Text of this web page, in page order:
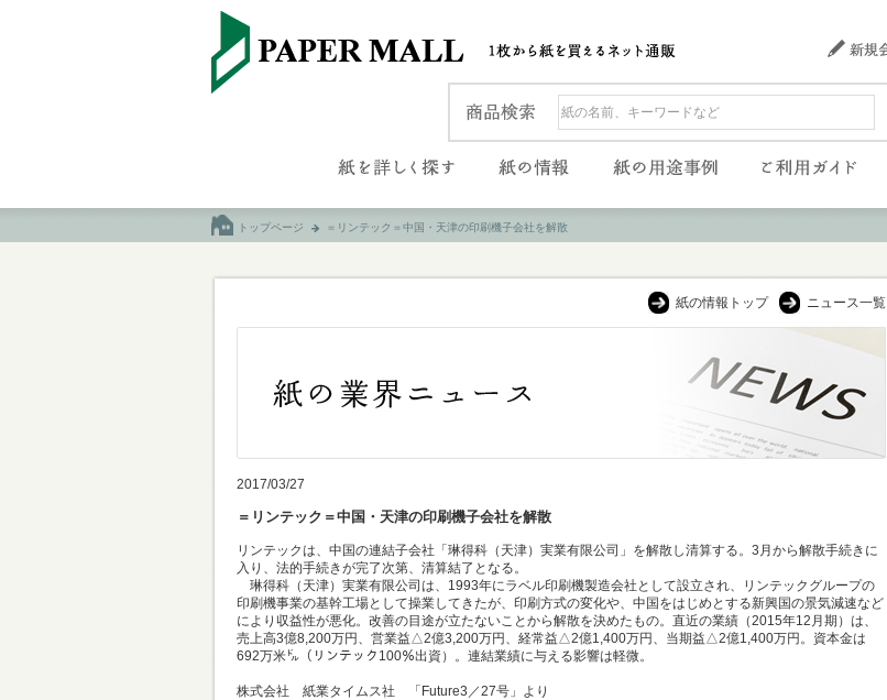
トップページ ＝リンテック＝中国・天津の印刷機子会社を解散
紙の情報トップ ニュース一覧
2017/03/27
＝リンテック＝中国・天津の印刷機子会社を解散
リンテックは、中国の連結子会社「琳得科（天津）実業有限公司」を解散し清算する。3月から解散手続きに
入り、法的手続きが完了次第、清算結了となる。
琳得科（天津）実業有限公司は、1993年にラベル印刷機製造会社として設立され、リンテックグループの
印刷機事業の基幹工場として操業してきたが、印刷方式の変化や、中国をはじめとする新興国の景気減速など
により収益性が悪化。改善の目途が立たないことから解散を決めたもの。直近の業績（2015年12月期）は、
売上高3億8,200万円、営業益△2億3,200万円、経常益△2億1,400万円、当期益△2億1,400万円。資本金は
692万米㌦（リンテック100％出資）。連結業績に与える影響は軽微。
株式会社 紙業タイムス社 「Future3／27号」より